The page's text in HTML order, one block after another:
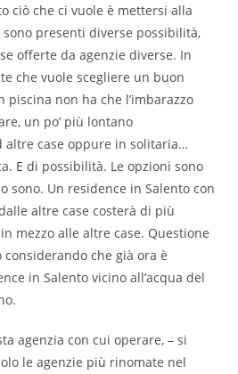
ciò che ci vuole è mettersi alla
presenti diverse possibilità,
offerte da agenzie diverse. In
che vuole scegliere un buon
piscina non ha che l’imbarazzo
un po’ più lontano
altre case oppure in solitaria…
E di possibilità. Le opzioni sono
sono. Un residence in Salento con
altre case costerà di più
mezzo alle altre case. Questione
che già ora è
in Salento vicino all’acqua del
agenzia con cui operare, – si
le agenzie più rinomate nel